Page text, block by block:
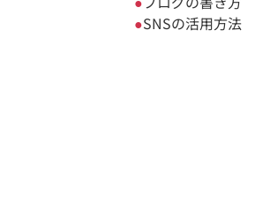
SNSの活用方法